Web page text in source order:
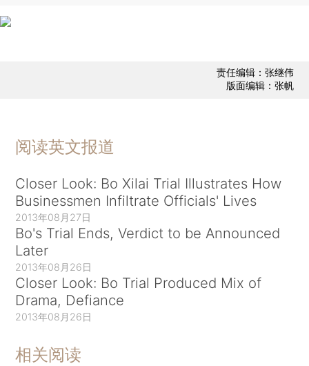
责任编辑：张继伟
版面编辑：张帆
阅读英文报道
Closer Look: Bo Xilai Trial Illustrates How
Businessmen Infiltrate Officials' Lives
2013年08月27日
Bo's Trial Ends, Verdict to be Announced
Later
2013年08月26日
Closer Look: Bo Trial Produced Mix of
Drama, Defiance
2013年08月26日
相关阅读